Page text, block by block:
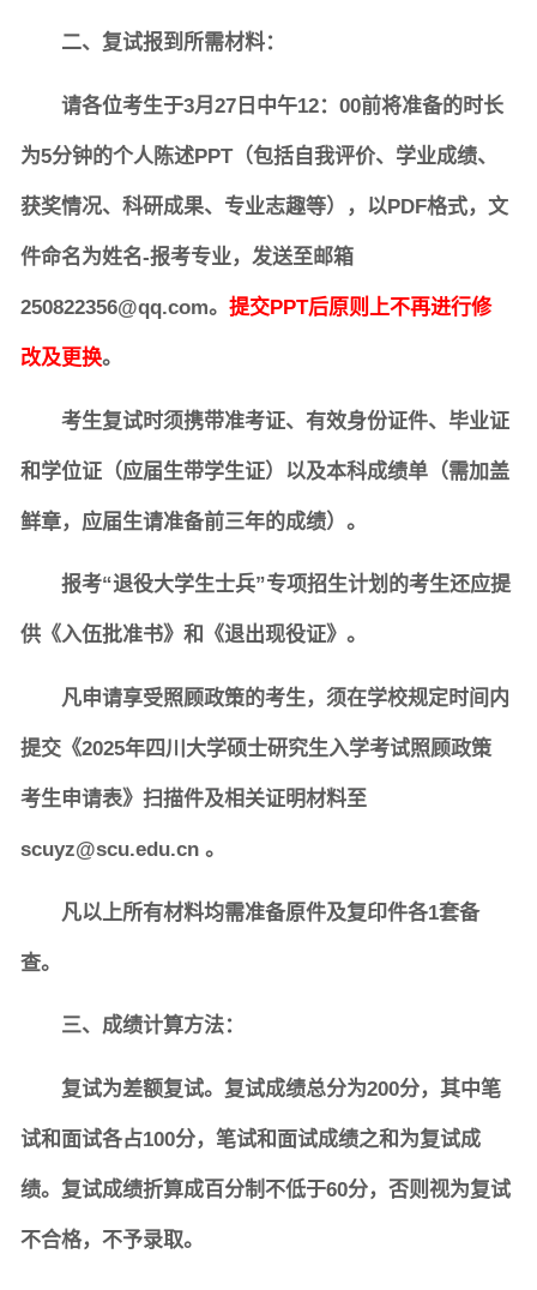
二、复试报到所需材料：
请各位考生于3月27日中午12：00前将准备的时长
为5分钟的个人陈述PPT（包括自我评价、学业成绩、
获奖情况、科研成果、专业志趣等），以PDF格式，文
件命名为姓名-报考专业，发送至邮箱
250822356@qq.com。 提交PPT后原则上不再进行修
改及更换。
考生复试时须携带准考证、有效身份证件、毕业证
和学位证（应届生带学生证）以及本科成绩单（需加盖
鲜章，应届生请准备前三年的成绩）。
报考“退役大学生士兵”专项招生计划的考生还应提
供《入伍批准书》和《退出现役证》。
凡申请享受照顾政策的考生，须在学校规定时间内
提交《2025年四川大学硕士研究生入学考试照顾政策
考生申请表》扫描件及相关证明材料至
scuyz@scu.edu.cn 。
凡以上所有材料均需准备原件及复印件各1套备
查。
三、成绩计算方法：
复试为差额复试。复试成绩总分为200分，其中笔
试和面试各占100分，笔试和面试成绩之和为复试成
绩。复试成绩折算成百分制不低于60分，否则视为复试
不合格，不予录取。